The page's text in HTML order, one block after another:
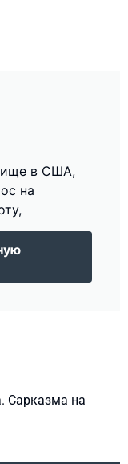
в США,
на
Сарказма на